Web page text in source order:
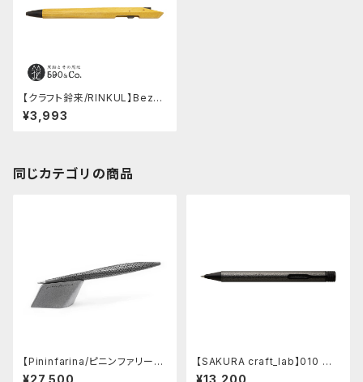
【クラフト鈴来/RINKUL】Bezel
ボールペン (イエローハート)
¥3,993
同じカテゴリの商品
【Pininfarina/ピニンファリー
ナ】Speedform (チタン)
¥27,500
【SAKURA craft_lab】010 ゲ
ルインキボールペン (ハンマート
¥13,200